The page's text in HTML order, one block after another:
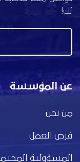
لك!
عن المؤسسة
من نحن
فرص العمل
المسؤولية